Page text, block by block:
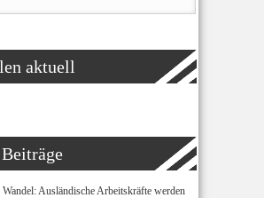
aktuell
Wandel: Ausländische Arbeitskräfte werden